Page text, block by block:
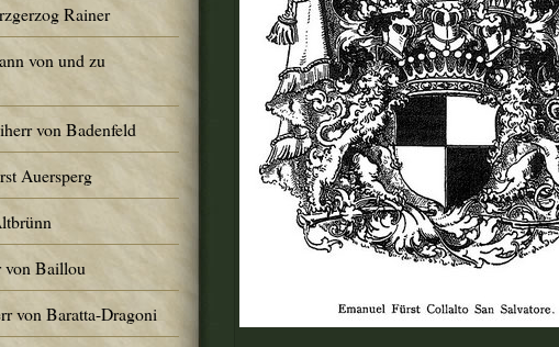
Rainer
von und zu
von Badenfeld
Auersperg
von Baillou
von Baratta-Dragoni